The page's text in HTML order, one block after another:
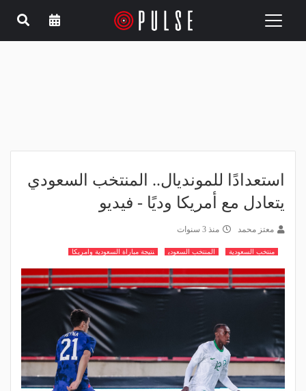
Toggle
استعدادًا للمونديال.. المنتخب السعودي
يتعادل مع أمريكا وديًا - فيديو
معتز محمد منذ 3 سنوات
منتخب السعودية المنتخب السعودي نتيجة مباراة السعودية وامريكا